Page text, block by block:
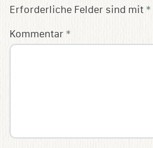
Erforderliche Felder sind mit *
Kommentar *